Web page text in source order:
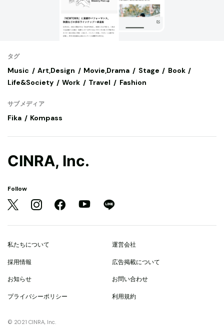
タグ
Music Art,Design Movie,Drama Stage
Book
Life&Society
Work Travel Fashion
サブメディア
Fika Kompass
CINRA, Inc.
Follow
私たちについて 運営会社
採用情報 広告掲載について
お知らせ お問い合わせ
プライバシーポリシー 利用規約
© 2021 CINRA, Inc.